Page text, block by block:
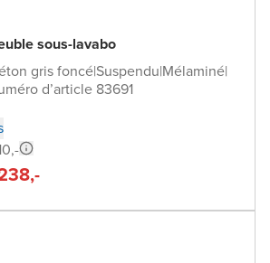
sous-lavabo
gris foncé|Suspendu|Mélaminé|
d’article 83691